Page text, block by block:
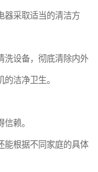
器采取适当的清洁方
洗设备，彻底清除内外
洁净卫生。
赖。
能根据不同家庭的具体